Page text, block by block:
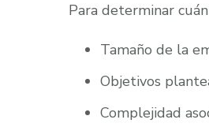
Para determinar
Tamaño de la
Objetivos
Complejidad